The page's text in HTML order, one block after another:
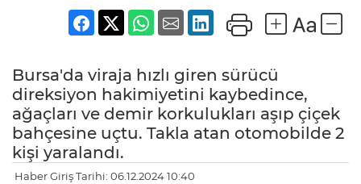
Bursa'da viraja hızlı giren sürücü
direksiyon hakimiyetini kaybedince,
ağaçları ve demir korkulukları aşıp çiçek
bahçesine uçtu. Takla atan otomobilde 2
kişi yaralandı.
Haber Giriş Tarihi: 06.12.2024 10:40